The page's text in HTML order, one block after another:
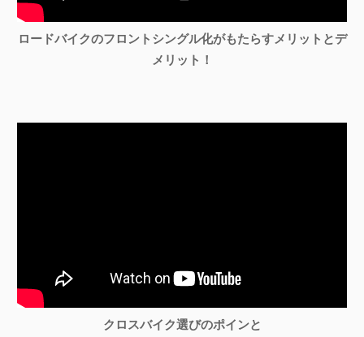
ロードバイクのフロントシングル化がもたらすメリットとデ
メリット！
クロスバイク選びのポインと